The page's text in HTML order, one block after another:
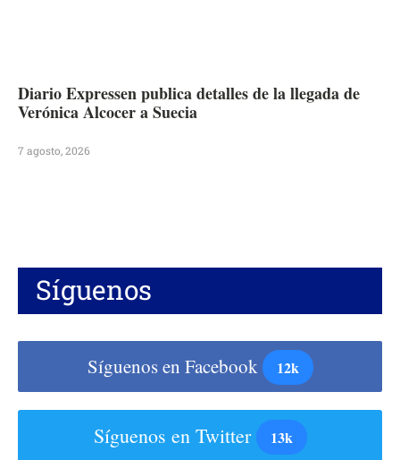
Diario Expressen publica detalles de la llegada de
Verónica Alcocer a Suecia
7 agosto, 2026
Síguenos
Síguenos en Facebook 12k
Síguenos en Twitter 13k